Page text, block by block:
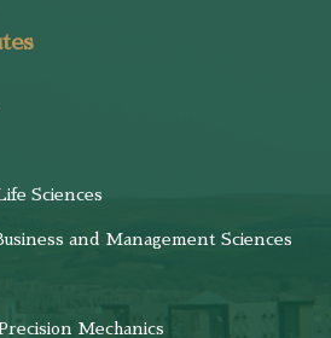
Sciences
and Management Sciences
Mechanics